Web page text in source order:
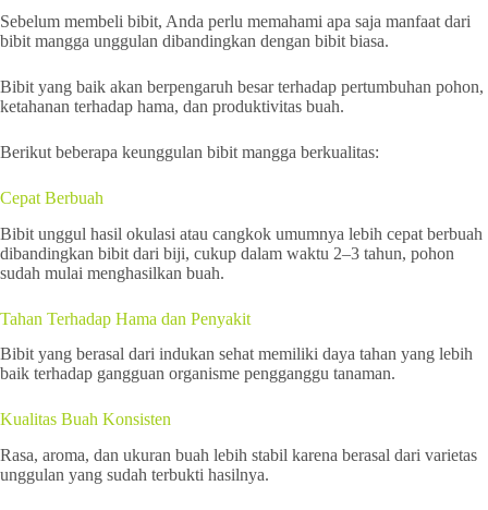
Sebelum membeli bibit, Anda perlu memahami apa saja manfaat dari
bibit mangga unggulan dibandingkan dengan bibit biasa.
Bibit yang baik akan berpengaruh besar terhadap pertumbuhan pohon,
ketahanan terhadap hama, dan produktivitas buah.
Berikut beberapa keunggulan bibit mangga berkualitas:
Cepat Berbuah
Bibit unggul hasil okulasi atau cangkok umumnya lebih cepat berbuah
dibandingkan bibit dari biji, cukup dalam waktu 2–3 tahun, pohon
sudah mulai menghasilkan buah.
Tahan Terhadap Hama dan Penyakit
Bibit yang berasal dari indukan sehat memiliki daya tahan yang lebih
baik terhadap gangguan organisme pengganggu tanaman.
Kualitas Buah Konsisten
Rasa, aroma, dan ukuran buah lebih stabil karena berasal dari varietas
unggulan yang sudah terbukti hasilnya.